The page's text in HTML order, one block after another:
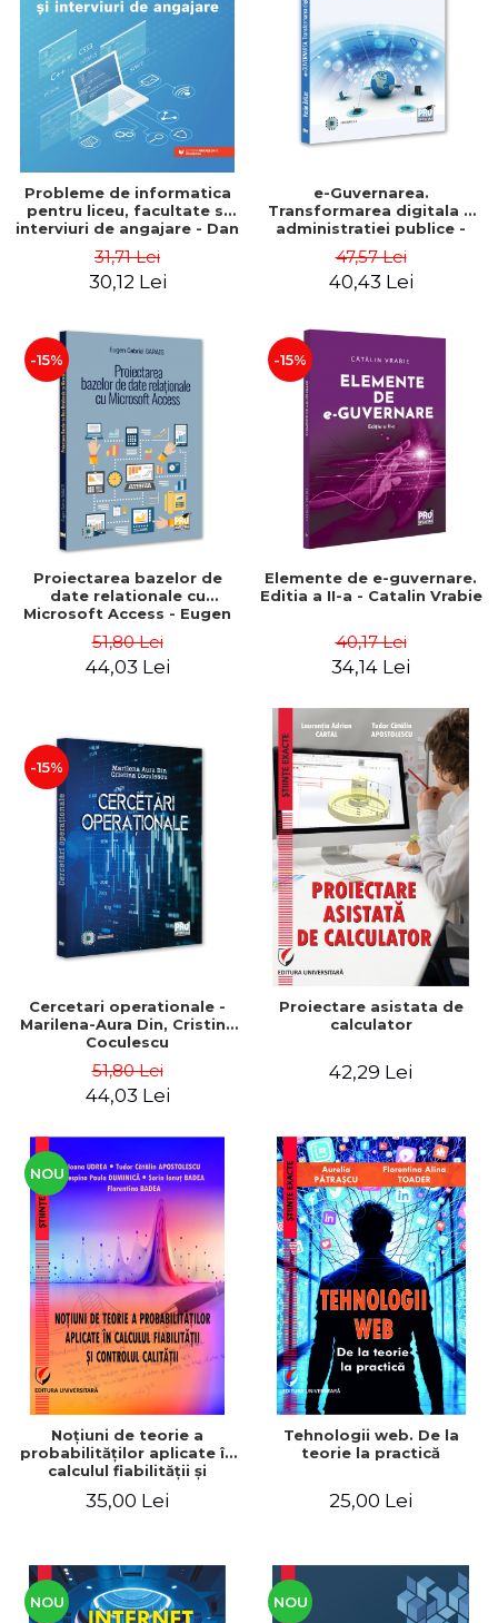
ADMINISTRATIVE
ȘTIINȚE ECONOMICE
ȘTIINȚE EXACTE
EDUCAȚIE FIZICĂ ȘI SPORT
PREUNIVERSITARIA
TIMP LIBER
ÎN CURS DE APARIȚIE
NOUTĂȚI
PACHETE DE STUDIU
PROMOȚIILE LUNII
Cum Cumpăr
Livrare
Politica de Retur
Formular de Retur
Distribuitori
Probleme de informatica
pentru liceu, facultate si
interviuri de angajare - Dan
31,71 Lei
30,12 Lei
e-Guvernarea.
Transformarea digitala a
administratiei publice -
47,57 Lei
40,43 Lei
-15%
Proiectarea bazelor de
date relationale cu
Microsoft Access - Eugen
51,80 Lei
44,03 Lei
-15%
Elemente de e-guvernare.
Editia a II-a - Catalin Vrabie
40,17 Lei
34,14 Lei
-15%
Cercetari operationale -
Marilena-Aura Din, Cristina
Coculescu
51,80 Lei
44,03 Lei
Proiectare asistata de
calculator
42,29 Lei
NOU
Noţiuni de teorie a
probabilităţilor aplicate în
calculul fiabilităţii şi
35,00 Lei
Tehnologii web. De la
teorie la practică
25,00 Lei
NOU NOU